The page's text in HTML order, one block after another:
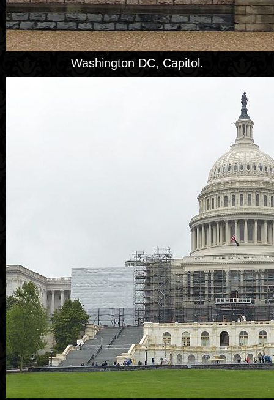
Washington DC, Capitol.